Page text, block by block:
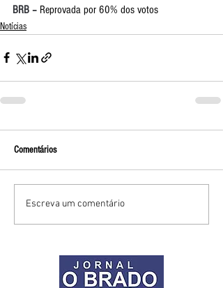
BRB – Reprovada por 60% dos votos
Notícias
Comentários
Escreva um comentário